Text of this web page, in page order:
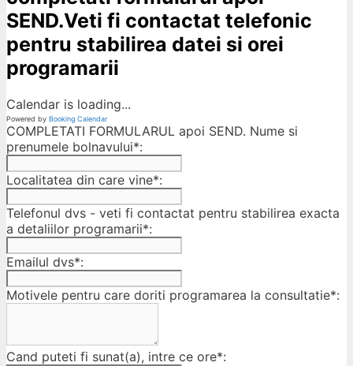
SEND.Veti fi contactat telefonic
pentru stabilirea datei si orei
programarii
Calendar is loading...
Powered by Booking Calendar
COMPLETATI FORMULARUL apoi SEND. Nume si
prenumele bolnavului*:
Localitatea din care vine*:
Telefonul dvs - veti fi contactat pentru stabilirea exacta
a detaliilor programarii*:
Emailul dvs*:
Motivele pentru care doriti programarea la consultatie*:
Cand puteti fi sunat(a), intre ce ore*: